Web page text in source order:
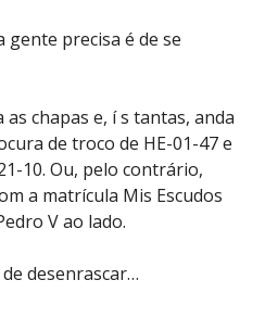
gente precisa é de se
chapas e, í s tantas, anda
de troco de HE-01-47 e
10. Ou, pelo contrário,
a matrícula Mis Escudos
V ao lado.
desenrascar…